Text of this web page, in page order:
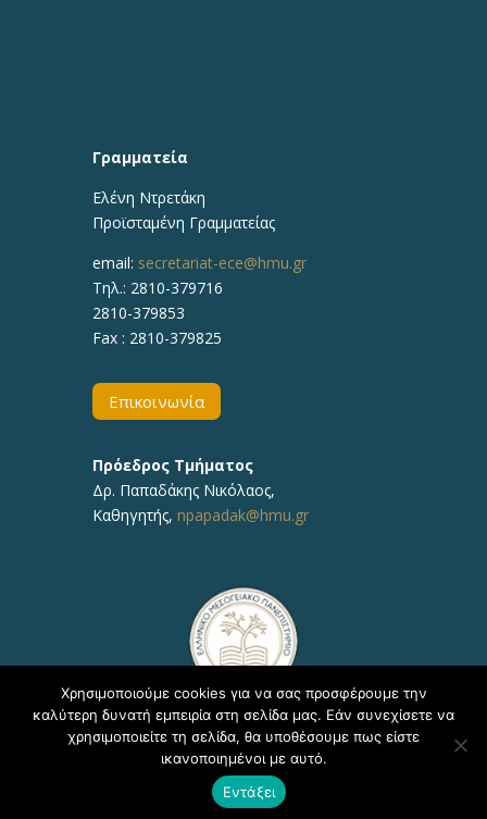
Γραμματεία
Ελένη Ντρετάκη
Προϊσταμένη Γραμματείας
email: secretariat-ece@hmu.gr
Τηλ.: 2810-379716
2810-379853
Fax : 2810-379825
Επικοινωνία
Πρόεδρος Τμήματος
Δρ. Παπαδάκης Νικόλαος,
Καθηγητής, npapadak@hmu.gr
Copyright © 2020, ΕΛΜΕΠΑ Τμήμα Υποστήριξης
Εκπαιδευτικών Διαδικασιών - Δ/νση Πληροφορικής
Χρησιμοποιούμε cookies για να σας προσφέρουμε την
καλύτερη δυνατή εμπειρία στη σελίδα μας. Εάν συνεχίσετε να
χρησιμοποιείτε τη σελίδα, θα υποθέσουμε πως είστε
ικανοποιημένοι με αυτό.
Εντάξει